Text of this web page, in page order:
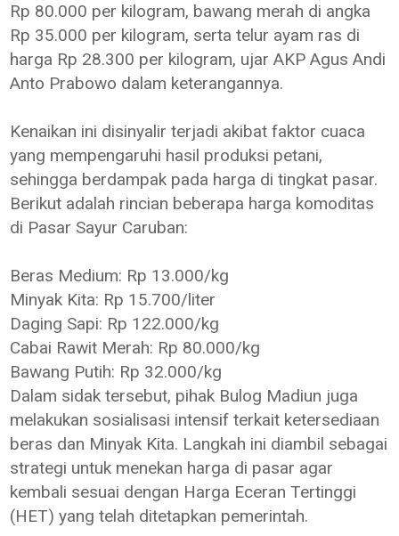
Rp 80.000 per kilogram, bawang merah di angka
Rp 35.000 per kilogram, serta telur ayam ras di
harga Rp 28.300 per kilogram, ujar AKP Agus Andi
Anto Prabowo dalam keterangannya.
Kenaikan ini disinyalir terjadi akibat faktor cuaca
yang mempengaruhi hasil produksi petani,
sehingga berdampak pada harga di tingkat pasar.
Berikut adalah rincian beberapa harga komoditas
di Pasar Sayur Caruban:
Beras Medium: Rp 13.000/kg
Minyak Kita: Rp 15.700/liter
Daging Sapi: Rp 122.000/kg
Cabai Rawit Merah: Rp 80.000/kg
Bawang Putih: Rp 32.000/kg
Dalam sidak tersebut, pihak Bulog Madiun juga
melakukan sosialisasi intensif terkait ketersediaan
beras dan Minyak Kita. Langkah ini diambil sebagai
strategi untuk menekan harga di pasar agar
kembali sesuai dengan Harga Eceran Tertinggi
(HET) yang telah ditetapkan pemerintah.